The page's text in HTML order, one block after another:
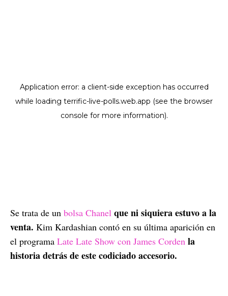
Se trata de un bolsa Chanel que ni siquiera estuvo a la
venta. Kim Kardashian contó en su última aparición en
el programa Late Late Show con James Corden la
historia detrás de este codiciado accesorio.